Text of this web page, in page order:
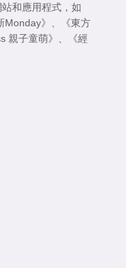
和應用程式，如
Monday》
《東方
親子童萌》
《經